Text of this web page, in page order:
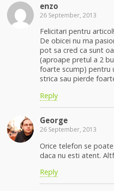
enzo
26 September, 2013
Felicitari pentru articol!
De obicei nu ma
pot sa cred ca sunt
(aproape pretul a 2
foarte scump) pentru
strica sau pierde
Reply
George
26 September, 2013
Orice telefon se
daca nu esti atent.
Reply